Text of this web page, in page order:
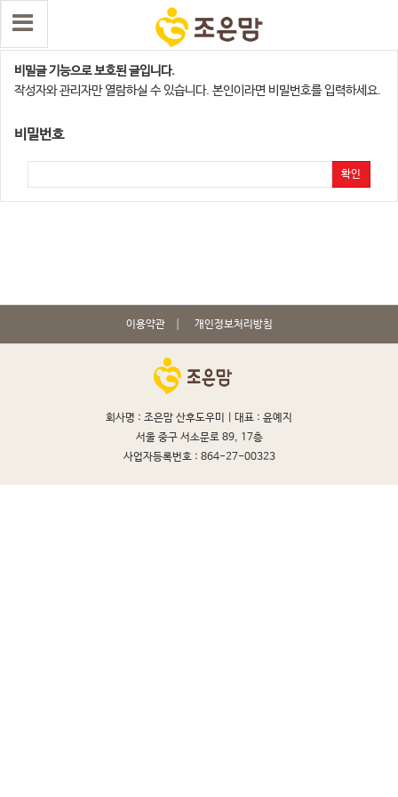
대전광역시지점
비밀글 기능으로 보호된 글입니다.
작성자와 관리자만 열람하실 수 있습니다. 본인이라면 비밀번호를 입력하세요.
비밀번호
확인
이용약관 개인정보처리방침
회사명 : 조은맘 산후도우미 | 대표 : 윤예지
서울 중구 서소문로 89, 17층
사업자등록번호 : 864-27-00323